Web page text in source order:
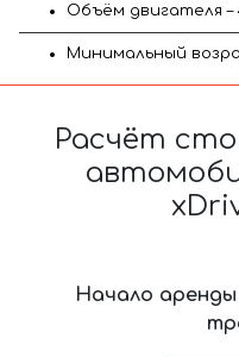
Объём двигателя –
Минимальный
Расчёт
Начало аренды